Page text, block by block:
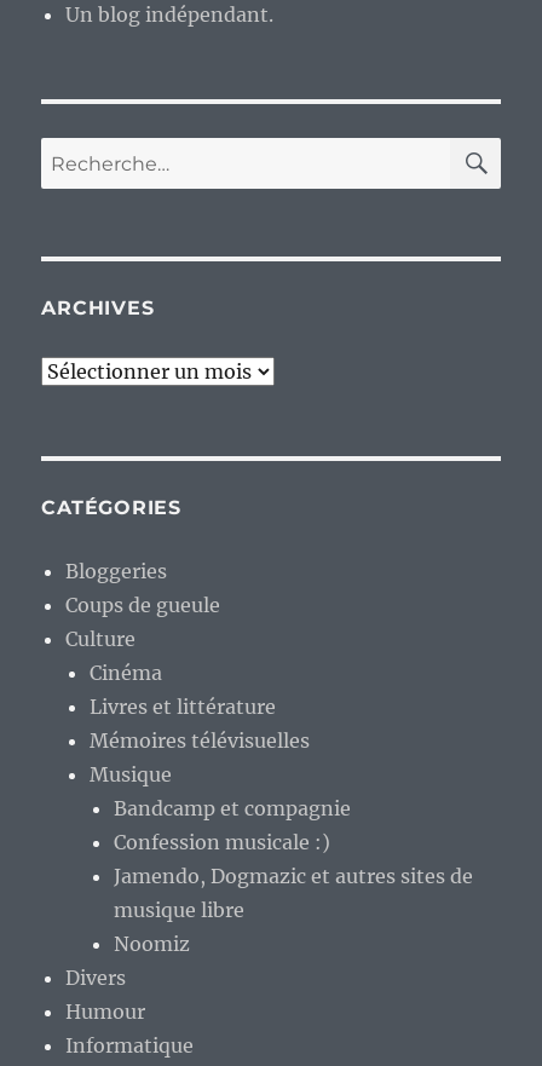
Un blog indépendant.
Recherche
pour :
ARCHIVES
Archives
CATÉGORIES
Bloggeries
Coups de gueule
Culture
Cinéma
Livres et littérature
Mémoires télévisuelles
Musique
Bandcamp et compagnie
Confession musicale :)
Jamendo, Dogmazic et autres sites de
musique libre
Noomiz
Divers
Humour
Informatique